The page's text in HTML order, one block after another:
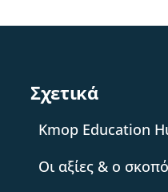
Σχετικά
Kmop Education
Οι αξίες & ο